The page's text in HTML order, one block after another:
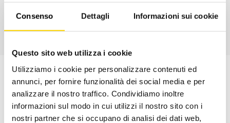
Consenso Dettagli Informazioni sui cookie
Questo sito web utilizza i cookie
Utilizziamo i cookie per personalizzare contenuti ed
annunci, per fornire funzionalità dei social media e per
analizzare il nostro traffico. Condividiamo inoltre
informazioni sul modo in cui utilizzi il nostro sito con i
nostri partner che si occupano di analisi dei dati web,